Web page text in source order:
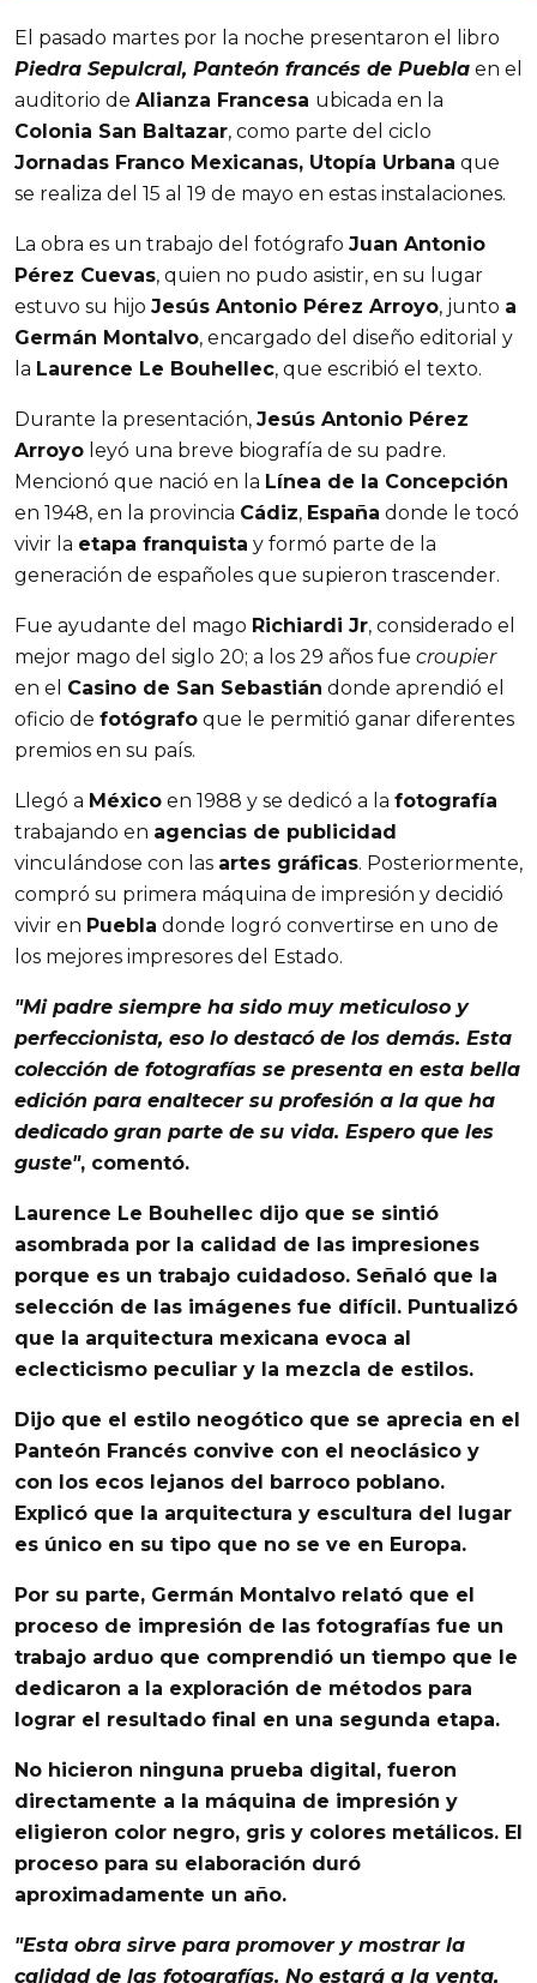
El pasado martes por la noche presentaron el libro
Piedra Sepulcral, Panteón francés de Puebla en el
auditorio de Alianza Francesa ubicada en la
Colonia San Baltazar, como parte del ciclo
Jornadas Franco Mexicanas, Utopía Urbana que
se realiza del 15 al 19 de mayo en estas instalaciones.
La obra es un trabajo del fotógrafo Juan Antonio
Pérez Cuevas, quien no pudo asistir, en su lugar
estuvo su hijo Jesús Antonio Pérez Arroyo, junto a
Germán Montalvo, encargado del diseño editorial y
la Laurence Le Bouhellec, que escribió el texto.
Durante la presentación, Jesús Antonio Pérez
Arroyo leyó una breve biografía de su padre.
Mencionó que nació en la Línea de la Concepción
en 1948, en la provincia Cádiz, España donde le tocó
vivir la etapa franquista y formó parte de la
generación de españoles que supieron trascender.
Fue ayudante del mago Richiardi Jr, considerado el
mejor mago del siglo 20; a los 29 años fue croupier
en el Casino de San Sebastián donde aprendió el
oficio de fotógrafo que le permitió ganar diferentes
premios en su país.
Llegó a México en 1988 y se dedicó a la fotografía
trabajando en agencias de publicidad
vinculándose con las artes gráficas. Posteriormente,
compró su primera máquina de impresión y decidió
vivir en Puebla donde logró convertirse en uno de
los mejores impresores del Estado.
"Mi padre siempre ha sido muy meticuloso y
perfeccionista, eso lo destacó de los demás. Esta
colección de fotografías se presenta en esta bella
edición para enaltecer su profesión a la que ha
dedicado gran parte de su vida. Espero que les
guste", comentó.
Laurence Le Bouhellec dijo que se sintió
asombrada por la calidad de las impresiones
porque es un trabajo cuidadoso. Señaló que la
selección de las imágenes fue difícil. Puntualizó
que la arquitectura mexicana evoca al
eclecticismo peculiar y la mezcla de estilos.
Dijo que el estilo neogótico que se aprecia en el
Panteón Francés convive con el neoclásico y
con los ecos lejanos del
barroco poblano.
Explicó que la arquitectura y escultura del lugar
es único en su tipo que no se ve en Europa.
Por su parte, Germán Montalvo relató que el
proceso de impresión de las fotografías fue un
trabajo arduo que comprendió un tiempo que le
dedicaron a la exploración de métodos para
lograr el resultado final en una segunda etapa.
No hicieron ninguna prueba digital , fueron
directamente a la máquina de impresión y
eligieron color negro, gris y colores metálicos. El
proceso para su elaboración duró
aproximadamente un año.
"Esta obra sirve para promover y mostrar la
calidad de las fotografías. No estará a la venta,